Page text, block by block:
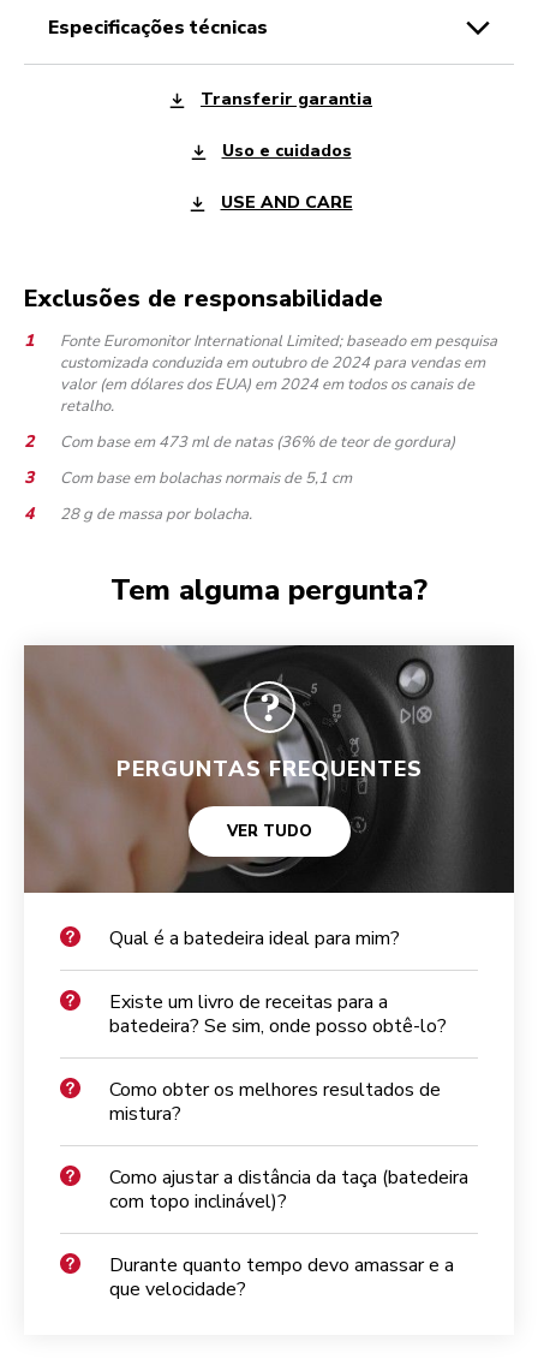
especificações técnicas
Transferir garantia
Uso e cuidados
USE AND CARE
Exclusões de responsabilidade
Fonte Euromonitor International Limited; baseado em pesquisa
customizada conduzida em outubro de 2024 para vendas em
valor (em dólares dos EUA) em 2024 em todos os canais de
retalho.
Com base em 473 ml de natas (36% de teor de gordura)
Com base em bolachas normais de 5,1 cm
28 g de massa por bolacha.
Tem alguma pergunta?
PERGUNTAS FREQUENTES
VER TUDO
Qual é a batedeira ideal para mim?
Existe um livro de receitas para a
batedeira? Se sim, onde posso obtê-lo?
Como obter os melhores resultados de
mistura?
Como ajustar a distância da taça (batedeira
com topo inclinável)?
Durante quanto tempo devo amassar e a
que velocidade?